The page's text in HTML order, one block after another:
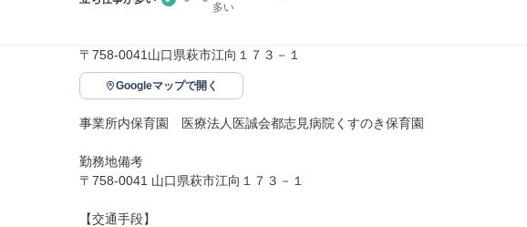
多い
〒758-0041山口県萩市江向１７３－１
Googleマップで開く
事業所内保育園　医療法人医誠会都志見病院くすのき保育園
勤務地備考
〒758-0041 山口県萩市江向１７３－１
【交通手段】